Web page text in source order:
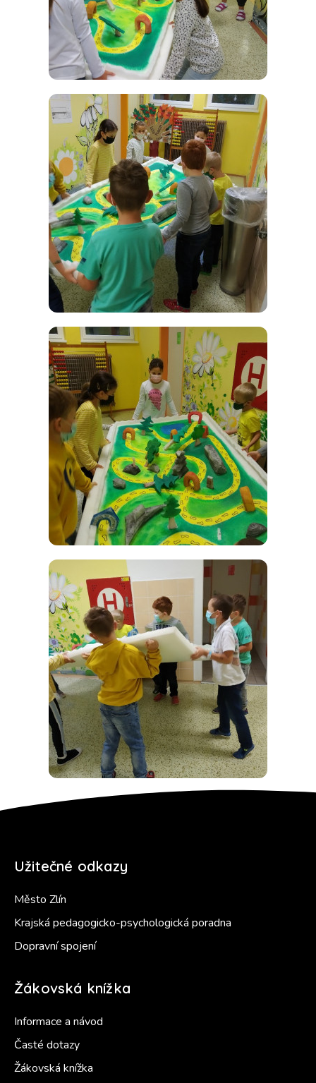
Užitečné odkazy
Město Zlín
Krajská pedagogicko-psychologická poradna
Dopravní spojení
Žákovská knížka
Informace a návod
Časté dotazy
Žákovská knížka